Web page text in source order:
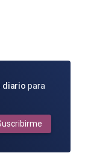
diario para